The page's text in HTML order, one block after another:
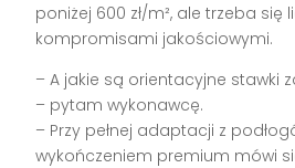
poniżej 600 zł/m², ale trzeba się
kompromisami jakościowymi.
– A jakie są orientacyjne stawki
– pytam wykonawcę.
– Przy pełnej adaptacji z
wykończeniem premium mówi